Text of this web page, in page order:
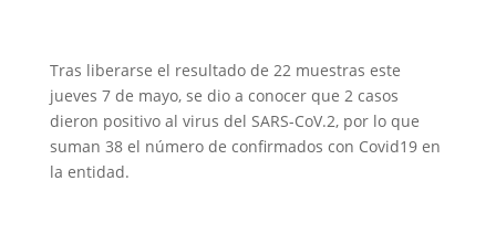
Tras liberarse el resultado de 22 muestras este
jueves 7 de mayo, se dio a conocer que 2 casos
dieron positivo al virus del SARS-CoV.2, por lo que
suman 38 el número de confirmados con Covid19 en
la entidad.